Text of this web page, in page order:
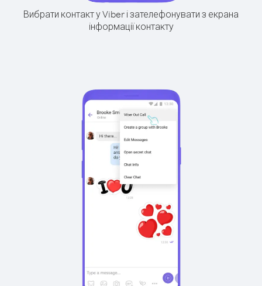
Вибрати контакт у Viber і зателефонувати з екрана
інформації контакту